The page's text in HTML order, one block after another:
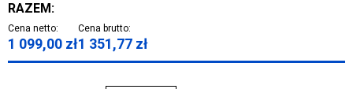
RAZEM:
Cena netto:
1 099,00 zł
Cena brutto:
1 351,77 zł